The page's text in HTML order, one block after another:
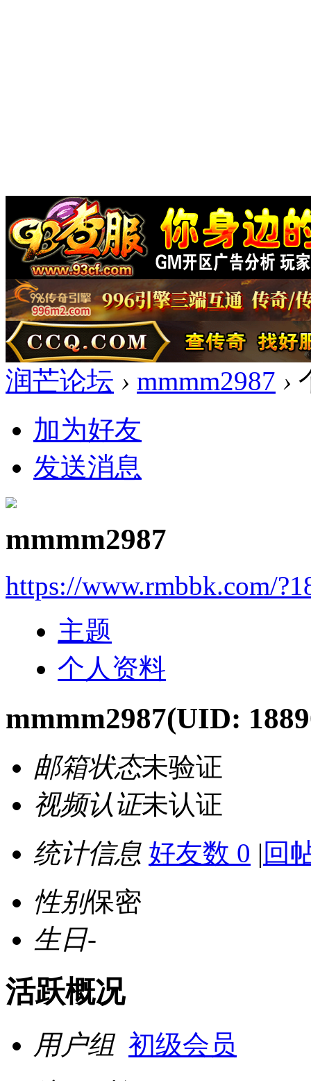
润芒论坛 › mmmm2987 ›
加为好友
发送消息
mmmm2987
https://www.rmbbk.com/
主题
个人资料
mmmm2987(UID:
邮箱状态未验证
视频认证未认证
统计信息 好友数 0 | 回
性别保密
生日-
活跃概况
用户组 初级会员